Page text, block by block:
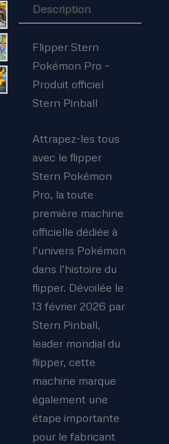
Description
Flipper Stern
Pokémon Pro –
Produit officiel
Stern Pinball
Attrapez-les tous
avec le flipper
Stern Pokémon
Pro, la toute
première machine
officielle dédiée à
l’univers Pokémon
dans l’histoire du
flipper. Dévoilée le
13 février 2026 par
Stern Pinball,
leader mondial du
flipper, cette
machine marque
également une
étape importante
pour le fabricant